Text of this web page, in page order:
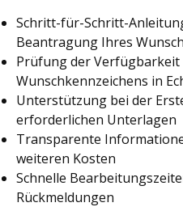
Schritt-für-Schritt-
Beantragung Ihres
Prüfung der Verfügbarkeit
Wunschkennzeichens in
Unterstützung bei der
erforderlichen Unterlagen
Transparente
weiteren Kosten
Schnelle
Rückmeldungen